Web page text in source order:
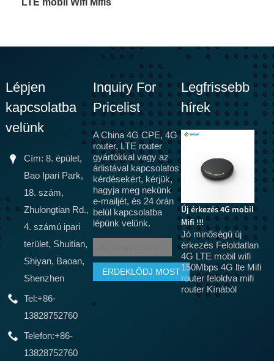
LTE mobil Wifi Mifis
Lépjen
kapcsolatba
velünk
Cím: 8. épület,
Bao Ipari Park,
18. szám,
Zhulongtian Rd.,
4. számú ipari
terület, Shuitian,
Shiyan, Baoan,
Shenzhen
Tel:+86-
13828752760
Telefon:+86-
13828752760
Inquiry For
Pricelist
A China 4G CPE, 4G
router, LTE router
gyártókkal vagy az
árlistával kapcsolatos
kérdésekért, kérjük,
hagyja meg nekünk
e-mailjét, és 24 órán
belül kapcsolatba
lépünk velünk.
Legfrissebb
hírek
Az 5G hamarosan
felváltja az optikai
szálat, az 5G CPE
terminálokat az
otthoni szélessávú
hálózatokhoz, CPE
tanúsítását, SRRC, CTA
Valójában sokan
használták a CPE
berendezéseket a 3G
és 4G korszakban,
csak ezt a fajta MIFI-
Yaojin részt vett a
dubai Gitex 2025
kiállításon
Yaojin részt vett a
dubai Gitex kiállításon
Új érkezés 4G mobil
Mifi !!!
Jó minőségű új
érkezés Feloldatlan
4G LTE mobil wifi
150Mbps 4G lte Mifi
router feloldva mifi
router Kínából